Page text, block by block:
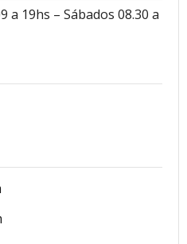
a 19hs – Sábados 08.30 a